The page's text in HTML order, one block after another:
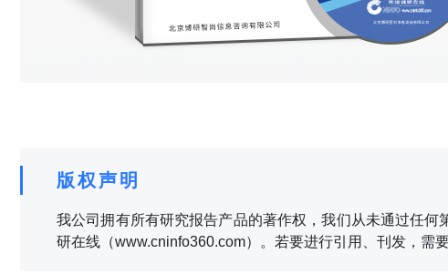
版权声明
我公司拥有所有研究报告产品的著作权，我们从未通过任何
研在线（www.cninfo360.com）。若要进行引用、刊发，需